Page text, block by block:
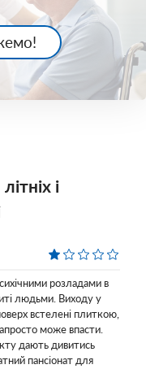
і
розладами в
людьми. Виходу у
встелені плиткою,
може впасти.
дають дивитись
пансіонат для